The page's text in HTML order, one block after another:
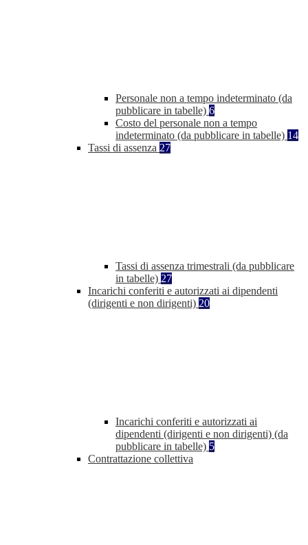
Personale non a tempo indeterminato (da
pubblicare in tabelle) 6
Costo del personale non a tempo
indeterminato (da pubblicare in tabelle) 14
Tassi di assenza 27
Tassi di assenza trimestrali (da pubblicare
in tabelle) 27
Incarichi conferiti e autorizzati ai dipendenti
(dirigenti e non dirigenti) 20
Incarichi conferiti e autorizzati ai
dipendenti (dirigenti e non dirigenti) (da
pubblicare in tabelle) 5
Contrattazione collettiva